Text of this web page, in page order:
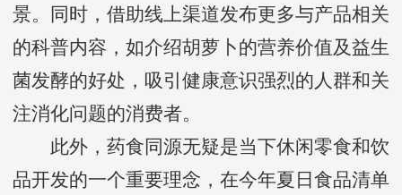
景。同时，借助线上渠道发布更多与产品相关
的科普内容，如介绍胡萝卜的营养价值及益生
菌发酵的好处，吸引健康意识强烈的人群和关
注消化问题的消费者。
此外，药食同源无疑是当下休闲零食和饮
品开发的一个重要理念，在今年夏日食品清单